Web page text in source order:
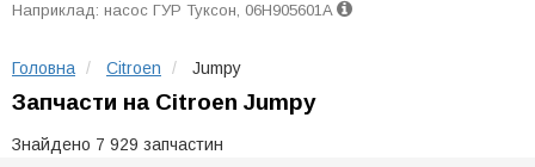
Наприклад: насос ГУР Туксон, 06H905601A
Головна Citroen Jumpy
Запчасти на Citroen Jumpy
Знайдено 7 929 запчастин